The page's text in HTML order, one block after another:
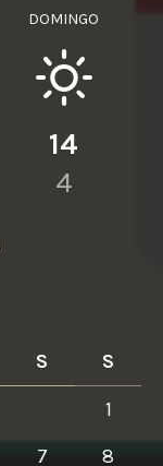
DOMINGO
14
4
S
S
1
7 8